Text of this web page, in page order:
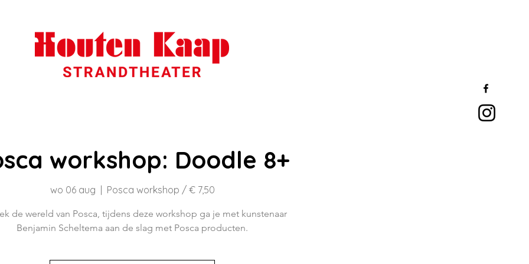
workshop: Doodle 8+
wo 06 aug Posca workshop / € 7,50
de wereld van Posca, tijdens deze workshop ga je met kunstenaar
Benjamin Scheltema aan de slag met Posca producten.